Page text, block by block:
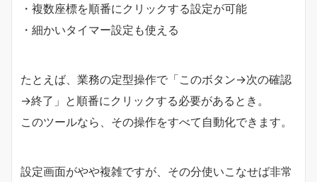
・複数座標を順番にクリックする設定が可能
・細かいタイマー設定も使える
たとえば、業務の定型操作で「このボタン→次の確認
→終了」と順番にクリックする必要があるとき。
このツールなら、その操作をすべて自動化できます。
設定画面がやや複雑ですが、その分使いこなせば非常